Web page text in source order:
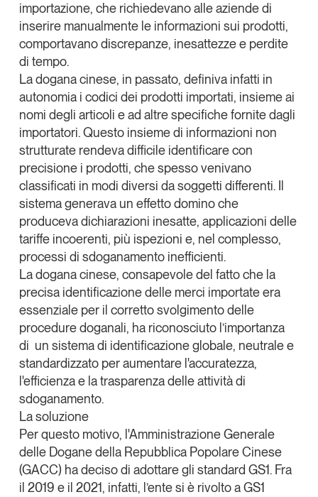
Tendenze è il magazine di GS1 Italy che racconta in
modo indipendente il cambiamento e le sfide del largo
consumo e dell’economia a professionisti e
consumatori
GS1 Italy GS1 Italy GS1 Italy
Tendenze
GS1 Italy
importazione, che richiedevano alle aziende di
inserire manualmente le informazioni sui prodotti,
comportavano discrepanze, inesattezze e perdite
di tempo.
La dogana cinese, in passato, definiva infatti in
autonomia i codici dei prodotti importati, insieme ai
nomi degli articoli e ad altre specifiche fornite dagli
importatori. Questo insieme di informazioni non
strutturate rendeva difficile identificare con
precisione i prodotti, che spesso venivano
classificati in modi diversi da soggetti differenti. Il
sistema generava un effetto domino che
produceva dichiarazioni inesatte, applicazioni delle
tariffe incoerenti, più ispezioni e, nel complesso,
processi di sdoganamento inefficienti.
La dogana cinese, consapevole del fatto che la
precisa identificazione delle merci importate era
essenziale per il corretto svolgimento delle
procedure doganali, ha riconosciuto l’importanza
di un sistema di identificazione globale, neutrale e
standardizzato per aumentare l'accuratezza,
l'efficienza e la trasparenza delle attività di
sdoganamento.
La soluzione
Per questo motivo, l'Amministrazione Generale
delle Dogane della Repubblica Popolare Cinese
(GACC) ha deciso di adottare gli standard GS1. Fra
il 2019 e il 2021, infatti, l’ente si è rivolto aGS1